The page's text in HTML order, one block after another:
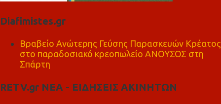
Diafimistes.gr
Βραβείο Ανώτερης Γεύσης Παρασκευών Κρέατος
στο παραδοσιακό κρεοπωλείο ΑΝΟΥΣΟΣ στη
Σπάρτη
RETV.gr ΝΕΑ - ΕΙΔΗΣΕΙΣ ΑΚΙΝΗΤΩΝ